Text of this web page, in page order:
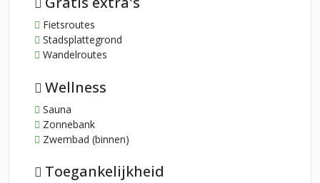
Fietsroutes
Stadsplattegrond
Wandelroutes
Wellness
Sauna
Zonnebank
Zwembad (binnen)
Toegankelijkheid